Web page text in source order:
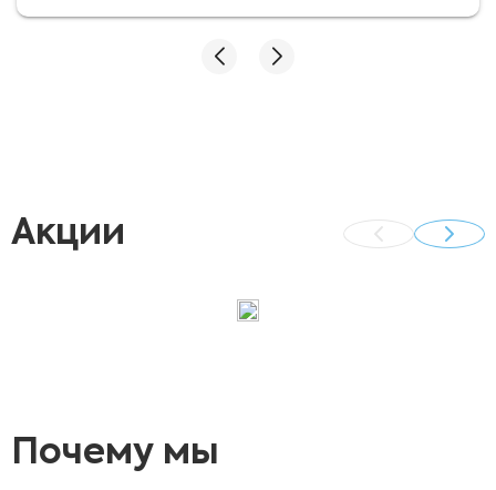
Яровому Максиму Николаевичу за хорошо
Акции
Почему мы